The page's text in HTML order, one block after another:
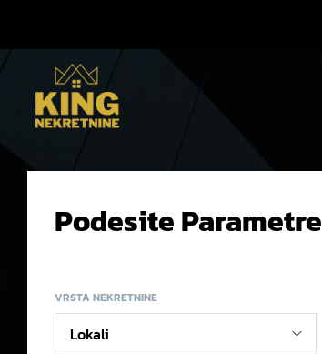
Podesite Parametre
VRSTA NEKRETNINE